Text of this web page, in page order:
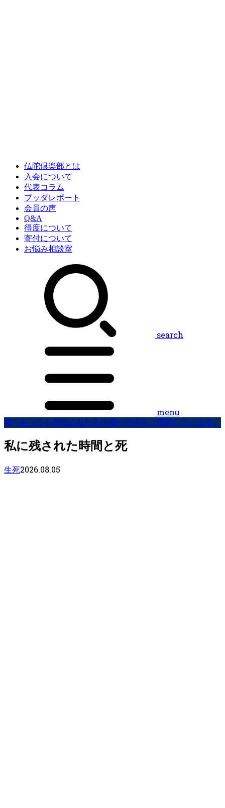
仏陀倶楽部とは
入会について
代表コラム
ブッダレポート
会員の声
Q&A
得度について
寄付について
お悩み相談室
search
menu
誰であっても僧侶になれる得度への道をご用意しています。
私に残された時間と死
生死2026.08.05